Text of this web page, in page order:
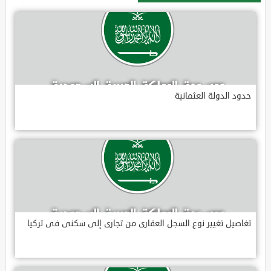
حدود الدولة العثمانية
تغاصيل تغيير نوع السجل العقارى من تجارى إلى سكنى فى تركيا